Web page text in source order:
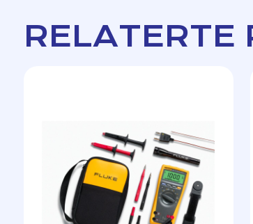
RELATERTE